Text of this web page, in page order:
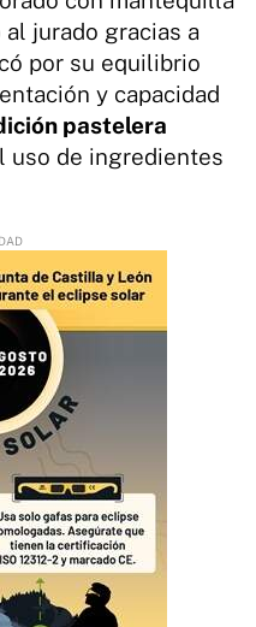
jurado gracias a
por su equilibrio
y capacidad
pastelera
uso de ingredientes